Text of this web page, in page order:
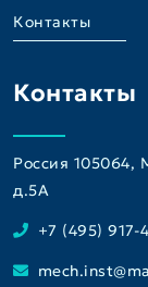
Контакты
Контакты
Россия 105064,
д.5A
+7 (495) 917-